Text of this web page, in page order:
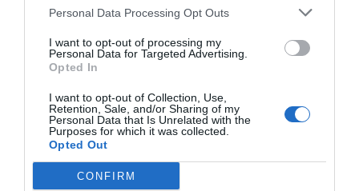
Personal Data Processing Opt Outs
I want to opt-out of processing my
Personal Data for Targeted Advertising.
Opted In
I want to opt-out of Collection, Use,
Retention, Sale, and/or Sharing of my
Personal Data that Is Unrelated with the
Purposes for which it was collected.
Opted Out
CONFIRM
O Δήμος Ρόδου δίνει επίδομα σε ανέργους
εμβόλιο;
Ομιλος Mitsis Hotels: Βλέπει επιστροφή στα μεγέθη του
2019 από το 2023